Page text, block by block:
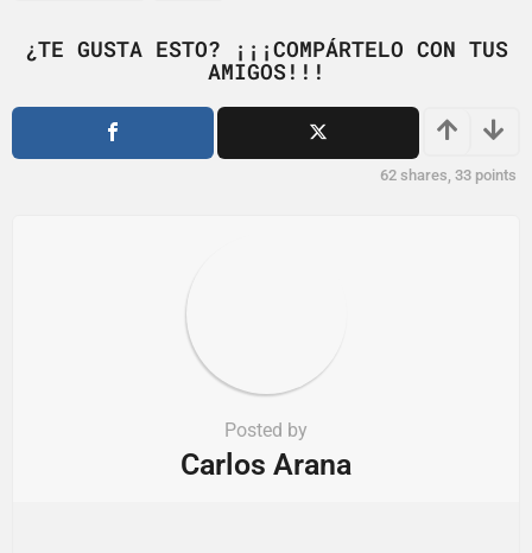
a
i
¿TE GUSTA ESTO? ¡¡¡COMPÁRTELO CON TUS
AMIGOS!!!
62 shares, 33 points
Posted by
Carlos Arana